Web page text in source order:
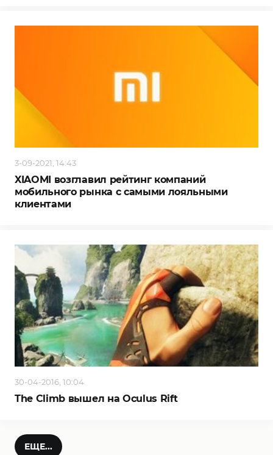
3-09-2021, 14:43
XIAOMI возглавил рейтинг компаний
мобильного рынка с самыми лояльными
клиентами
30-04-2016, 10:04
The Climb вышел на Oculus Rift
ЕЩЕ...